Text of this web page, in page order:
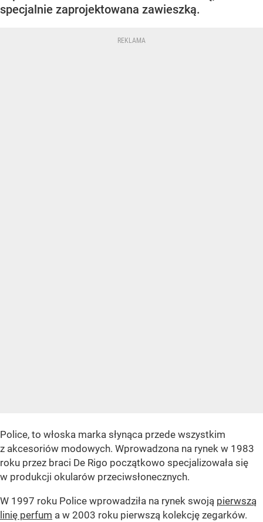
specjalnie zaprojektowana zawieszką.
Police, to włoska marka słynąca przede wszystkim
z akcesoriów modowych. Wprowadzona na rynek w 1983
roku przez braci De Rigo początkowo specjalizowała się
w produkcji okularów przeciwsłonecznych.
W 1997 roku Police wprowadziła na rynek swoją pierwszą
linię perfum a w 2003 roku pierwszą kolekcję zegarków.